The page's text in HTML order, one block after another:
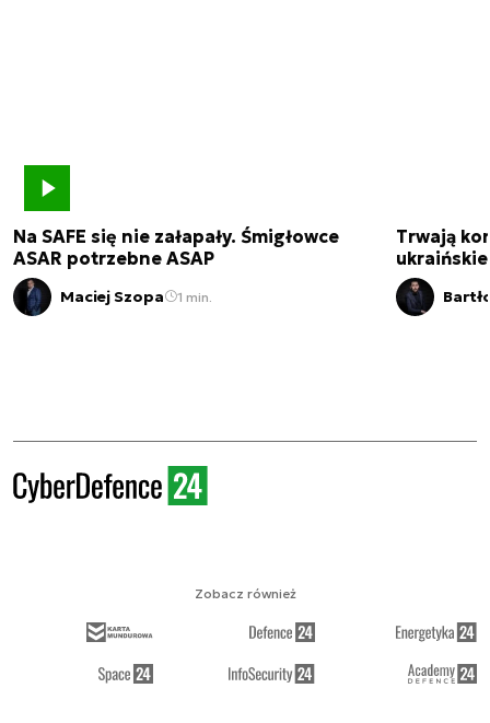
Na SAFE się nie załapały. Śmigłowce
ASAR potrzebne ASAP
Maciej Szopa 1 min.
Trwają
Zobacz również